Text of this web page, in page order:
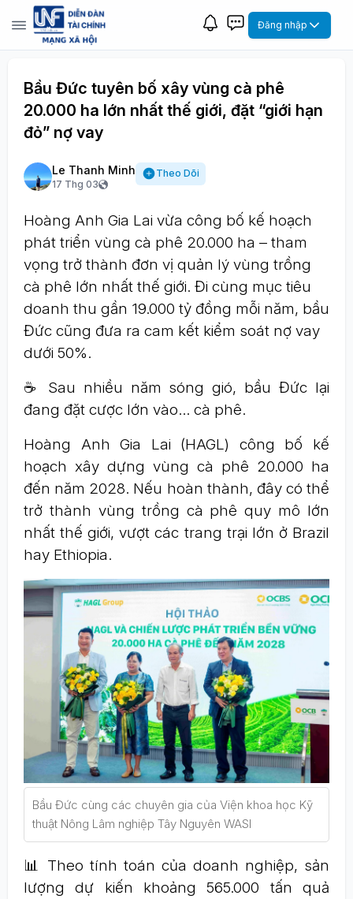
Đăng nhập
Bầu Đức tuyên bố xây vùng cà phê
20.000 ha lớn nhất thế giới, đặt “giới hạn
đỏ” nợ vay
Le Thanh Minh
17 Thg 03
Theo Dõi
Hoàng Anh Gia Lai vừa công bố kế hoạch
phát triển vùng cà phê 20.000 ha – tham
vọng trở thành đơn vị quản lý vùng trồng
cà phê lớn nhất thế giới. Đi cùng mục tiêu
doanh thu gần 19.000 tỷ đồng mỗi năm, bầu
Đức cũng đưa ra cam kết kiểm soát nợ vay
dưới 50%.
☕ Sau nhiều năm sóng gió, bầu Đức lại
đang đặt cược lớn vào… cà phê.
Hoàng Anh Gia Lai (HAGL) công bố kế
hoạch xây dựng vùng cà phê 20.000 ha
đến năm 2028. Nếu hoàn thành, đây có thể
trở thành vùng trồng cà phê quy mô lớn
nhất thế giới, vượt các trang trại lớn ở Brazil
hay Ethiopia.
Bầu Đức cùng các chuyên gia của Viện khoa học Kỹ
thuật Nông Lâm nghiệp Tây Nguyên WASI
📊 Theo tính toán của doanh nghiệp, sản
lượng dự kiến khoảng 565.000 tấn quả